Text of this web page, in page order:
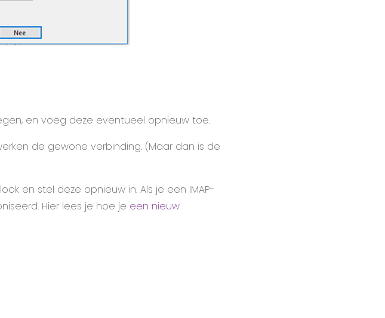
en voeg deze eventueel opnieuw toe.
de gewone verbinding. (Maar dan is de
en stel deze opnieuw in. Als je een IMAP-
Hier lees je hoe je een nieuw